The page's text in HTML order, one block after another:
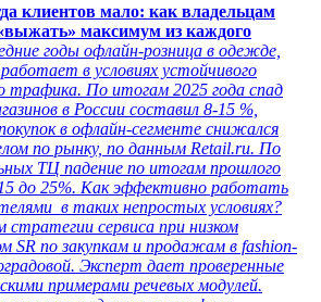
клиентов мало: как владельцам
максимум из каждого
годы офлайн-розница в одежде,
работает в условиях устойчивого
трафика. По итогам 2025 года спад
в России составил 8-15 %,
в офлайн-сегменте снижался
по рынку, по данным Retail.ru. По
ТЦ падение по итогам прошлого
до 25%. Как эффективно работать
в таких непростых условиях?
стратегии сервиса при низком
SR по закупкам и продажам в fashion-
Эксперт дает проверенные
примерами речевых модулей.